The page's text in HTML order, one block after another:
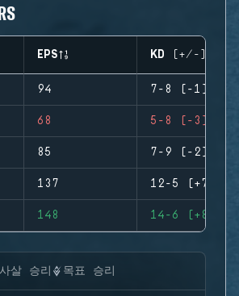
EPS KD (+/-)
94 7-8 (-1)
68 5-8 (-3)
85 7-9 (-2)
137 12-5 (+7)
148 14-6 (+8)
사살 승리 목표 승리